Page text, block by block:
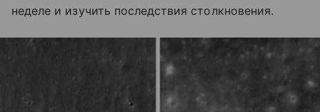
неделе и изучить последствия столкновения.